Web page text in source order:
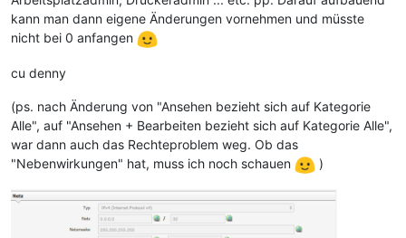
kann man dann eigene Änderungen vornehmen und müsste
nicht bei 0 anfangen
cu denny
(ps. nach Änderung von "Ansehen bezieht sich auf Kategorie
Alle", auf "Ansehen + Bearbeiten bezieht sich auf Kategorie Alle",
war dann auch das Rechteproblem weg. Ob das
"Nebenwirkungen" hat, muss ich noch schauen
)